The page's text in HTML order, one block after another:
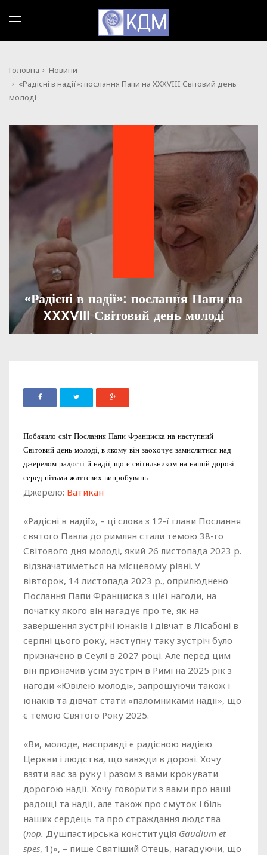
Головна
Новини
«Радісні в надії»: послання Папи на XXXVIII Світовий день
молоді
«Радісні в надії»: послання Папи на
XXXVIII Світовий день молоді
ADMIN 18 ЛИСТОПАДА, 2023 912
Побачило світ Послання Папи Франциска на наступний
Світовий день молоді, в якому він заохочує замислитися над
джерелом радості й надії, що є світильником на нашій дорозі
серед пітьми життєвих випробувань.
Джерело: Ватикан
«Радісні в надії», – ці слова з 12-ї глави Послання
святого Павла до римлян стали темою 38-го
Світового дня молоді, який 26 листопада 2023 р.
відзначатиметься на місцевому рівні. У
вівторок, 14 листопада 2023 р., оприлюднено
Послання Папи Франциска з цієї нагоди, на
початку якого він нагадує про те, як на
завершення зустрічі юнаків і дівчат в Лісабоні в
серпні цього року, наступну таку зустріч було
призначено в Сеулі в 2027 році. Але перед цим
він призначив усім зустріч в Римі на 2025 рік з
нагоди «Ювілею молоді», запрошуючи також і
юнаків та дівчат стати «паломниками надії», що
є темою Святого Року 2025.
«Ви, молоде, насправді є радісною надією
Церкви і людства, що завжди в дорозі. Хочу
взяти вас за руку і разом з вами крокувати
дорогою надії. Хочу говорити з вами про наші
радощі та надії, але також про смуток і біль
наших сердець та про страждання людства
(пор. Душпастирська конституція Gaudium et
spes, 1)», – пише Святіший Отець, нагадуючи, що